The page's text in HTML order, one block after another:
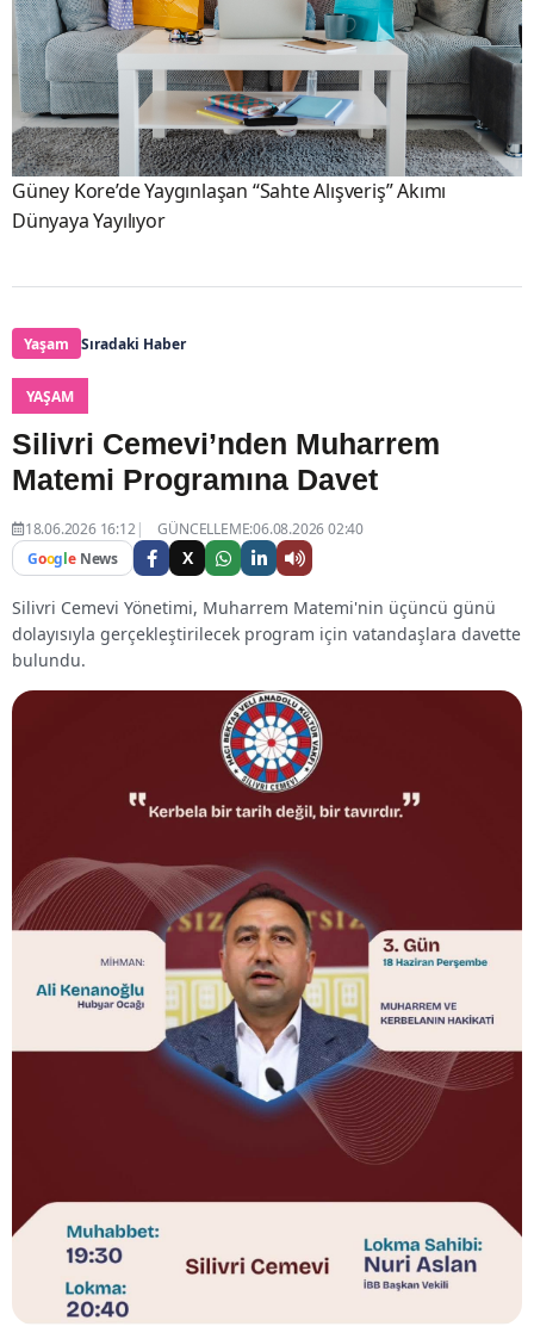
Güney Kore’de Yaygınlaşan “Sahte Alışveriş” Akımı
Dünyaya Yayılıyor
Yaşam Sıradaki Haber
YAŞAM
Silivri Cemevi’nden Muharrem
Matemi Programına Davet
18.06.2026 16:12
GÜNCELLEME:06.08.2026 02:40
Google News X
Silivri Cemevi Yönetimi, Muharrem Matemi'nin üçüncü günü
dolayısıyla gerçekleştirilecek program için vatandaşlara davette
bulundu.